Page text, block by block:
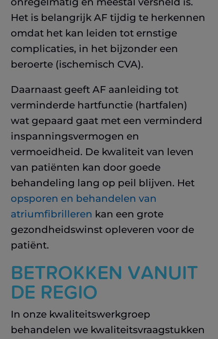
Het is belangrijk AF tijdig te herkennen
omdat het kan leiden tot ernstige
complicaties, in het bijzonder een
beroerte (ischemisch CVA).
Daarnaast geeft AF aanleiding tot
verminderde hartfunctie (hartfalen)
wat gepaard gaat met een verminderd
inspanningsvermogen en
vermoeidheid. De kwaliteit van leven
van patiënten kan door goede
behandeling lang op peil blijven. Het
opsporen en behandelen van
atriumfibrilleren kan een grote
gezondheidswinst opleveren voor de
patiënt.
BETROKKEN VANUIT
DE REGIO
In onze kwaliteitswerkgroep
behandelen we kwaliteitsvraagstukken